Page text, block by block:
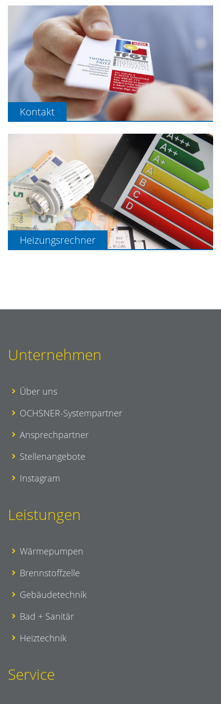
Kontakt
Heizungsrechner
Unternehmen
Über uns
OCHSNER-Systempartner
Ansprechpartner
Stellenangebote
Instagram
Leistungen
Wärmepumpen
Brennstoffzelle
Gebäudetechnik
Bad + Sanitär
Heiztechnik
Service